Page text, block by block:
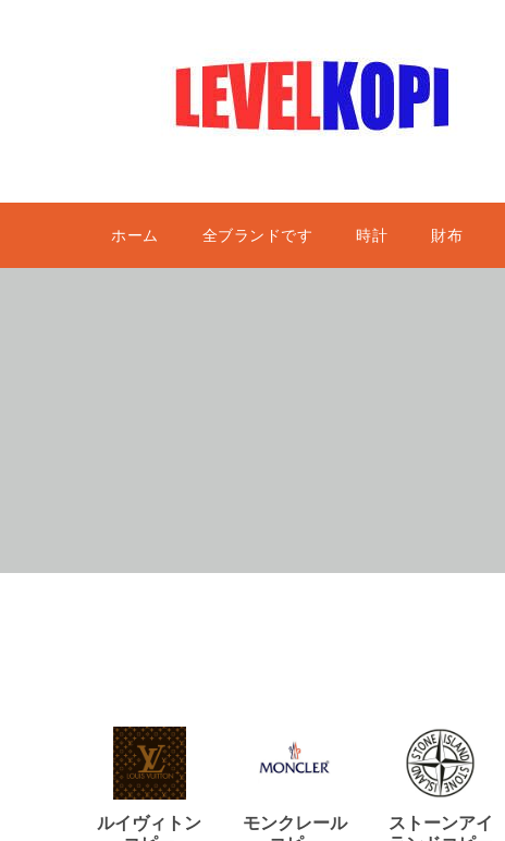
ホーム 全ブランドです 時計 財布
ルイヴィトン
モンクレール
ストーンアイ